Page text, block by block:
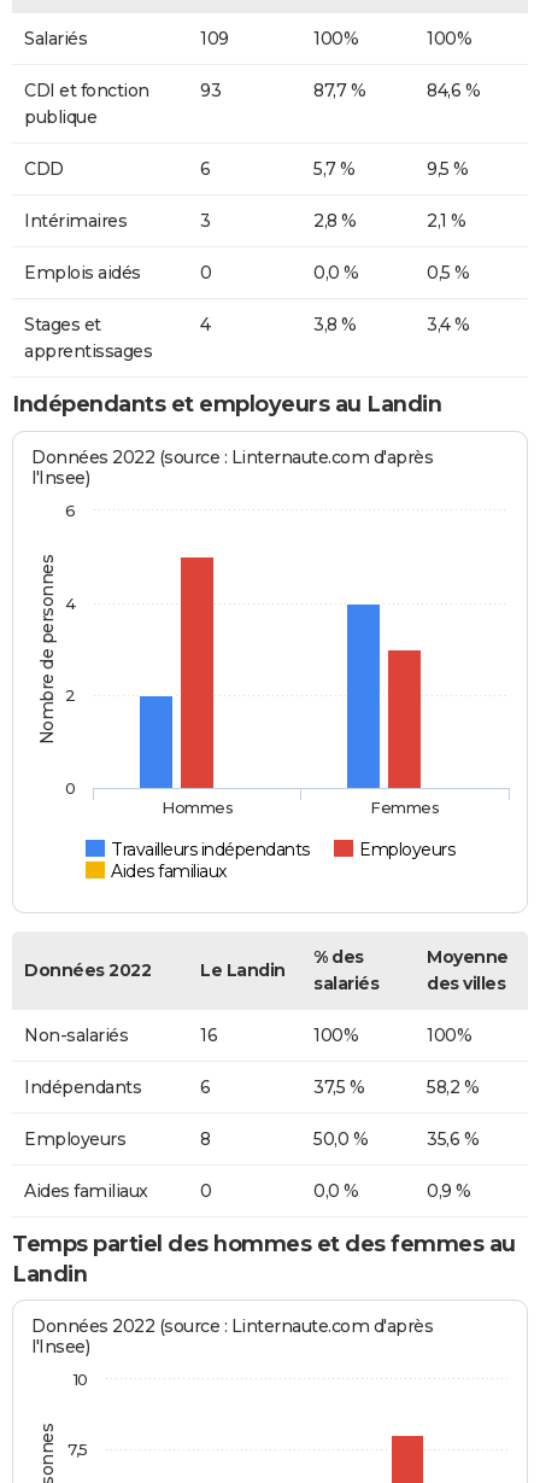
Salariés 109 100% 100%
CDI et fonction
publique
93 87,7 % 84,6 %
CDD 6 5,7 % 9,5 %
Intérimaires 3 2,8 % 2,1 %
Emplois aidés 0 0,0 % 0,5 %
Stages et
apprentissages
4 3,8 % 3,4 %
Indépendants et employeurs au Landin
Nombre de personnes
Données 2022 (source : Linternaute.com d'après
l'Insee)
Travailleurs indépendants
Employeurs
Aides familiaux
Hommes Femmes
0
2
4
6
Données 2022 Le Landin
% des
salariés
Moyenne
des villes
Non-salariés 16 100% 100%
Indépendants 6 37,5 % 58,2 %
Employeurs 8 50,0 % 35,6 %
Aides familiaux 0 0,0 % 0,9 %
Temps partiel des hommes et des femmes au
Landin
Données 2022 (source : Linternaute.com d'après
l'Insee)
7,5
10